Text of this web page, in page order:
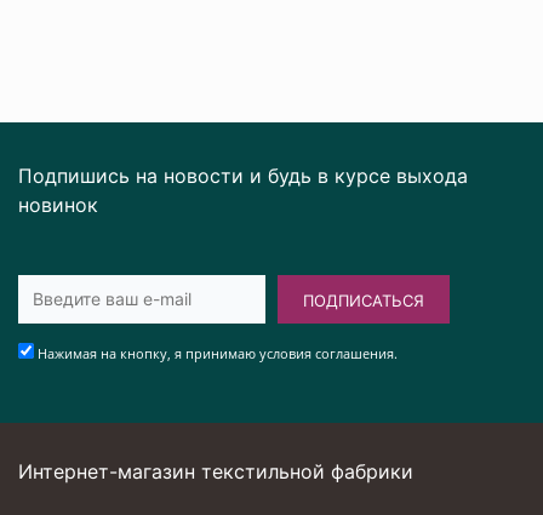
Подпишись на новости и будь в курсе выхода
новинок
ПОДПИСАТЬСЯ
Нажимая на кнопку, я принимаю условия соглашения.
Интернет-магазин текстильной фабрики